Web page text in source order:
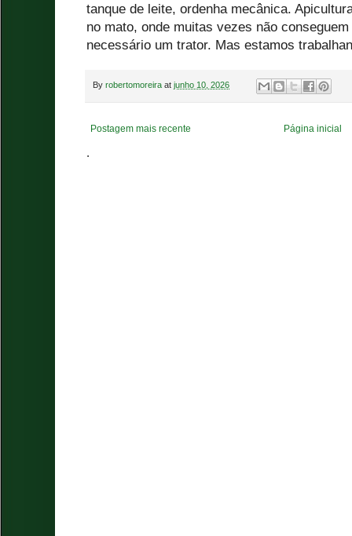
tanque de leite, ordenha mecânica.
no mato, onde muitas vezes não
necessário um trator. Mas estamos
By robertomoreira at junho 10, 2026
Postagem mais recente Página inicial
.